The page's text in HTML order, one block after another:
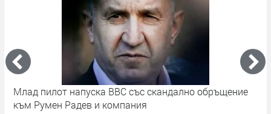
Млад пилот напуска ВВС със скандално обръщение
към Румен Радев и компания